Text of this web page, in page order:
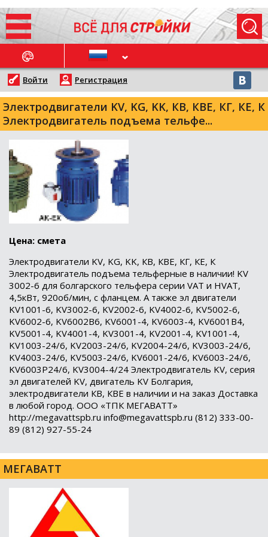
НОВОСТИ
Войти Регистрация
Электродвигатели KV, KG, KK, КВ, КВЕ, КГ, КЕ, К
Электродвигатель подъема тельфе...
Цена: смета
Электродвигатели KV, KG, KK, КВ, КВЕ, КГ, КЕ, К
Электродвигатель подъема тельферные в наличии! KV
3002-6 для болгарского тельфера серии VAT и HVAT,
4,5кВт, 920об/мин, с фланцем. А также эл двигатели
KV1001-6, KV3002-6, KV2002-6, KV4002-6, KV5002-6,
KV6002-6, KV6002B6, KV6001-4, KV6003-4, KV6001В4,
KV5001-4, KV4001-4, KV3001-4, KV2001-4, KV1001-4,
KV1003-24/6, KV2003-24/6, KV2004-24/6, KV3003-24/6,
KV4003-24/6, KV5003-24/6, KV6001-24/6, KV6003-24/6,
KV6003P24/6, KV3004-4/24 Электродвигатель KV, серия
эл двигателей KV, двигатель KV Болгария,
электродвигатели КВ, КВЕ в наличии и на заказ Доставка
в любой город. ООО «ТПК МЕГАВАТТ»
http://megavattspb.ru info@megavattspb.ru (812) 333-00-
89 (812) 927-55-24
МЕГАВАТТ